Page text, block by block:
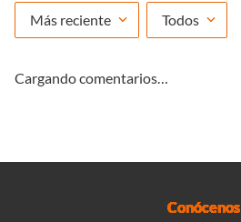
Más reciente Todos
Cargando comentarios…
Conócenos